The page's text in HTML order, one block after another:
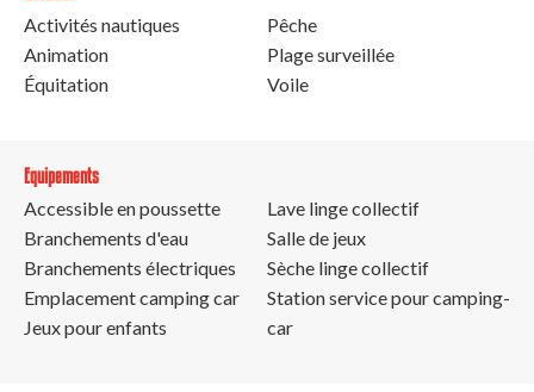
Activités nautiques
Animation
Équitation
Pêche
Plage surveillée
Voile
Equipements
Accessible en poussette
Branchements d'eau
Branchements électriques
Emplacement camping car
Jeux pour enfants
Lave linge collectif
Salle de jeux
Sèche linge collectif
Station service pour camping-
car